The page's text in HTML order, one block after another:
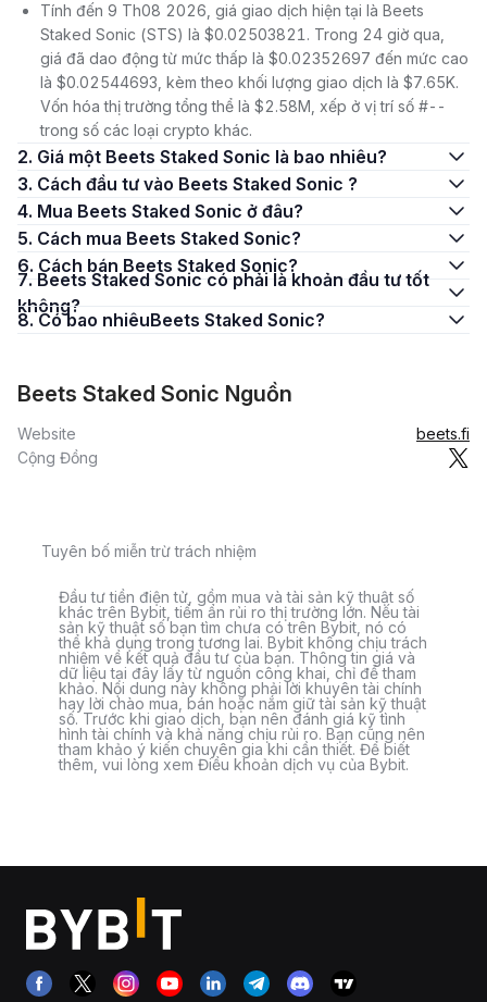
Tính đến 9 Th08 2026, giá giao dịch hiện tại là Beets
Staked Sonic (STS) là $0.02503821. Trong 24 giờ qua,
giá đã dao động từ mức thấp là $0.02352697 đến mức cao
là $0.02544693, kèm theo khối lượng giao dịch là $7.65K.
Vốn hóa thị trường tổng thể là $2.58M, xếp ở vị trí số #--
trong số các loại crypto khác.
2. Giá một Beets Staked Sonic là bao nhiêu?
3. Cách đầu tư vào Beets Staked Sonic ?
4. Mua Beets Staked Sonic ở đâu?
5. Cách mua Beets Staked Sonic?
6. Cách bán Beets Staked Sonic?
7. Beets Staked Sonic có phải là khoản đầu tư tốt
không?
8. Có bao nhiêuBeets Staked Sonic?
Beets Staked Sonic Nguồn
Website
beets.fi
Cộng Đồng
Tuyên bố miễn trừ trách nhiệm
Đầu tư tiền điện tử, gồm mua và tài sản kỹ thuật số
khác trên Bybit, tiềm ẩn rủi ro thị trường lớn. Nếu tài
sản kỹ thuật số bạn tìm chưa có trên Bybit, nó có
thể khả dụng trong tương lai. Bybit không chịu trách
nhiệm về kết quả đầu tư của bạn. Thông tin giá và
dữ liệu tại đây lấy từ nguồn công khai, chỉ để tham
khảo. Nội dung này không phải lời khuyên tài chính
hay lời chào mua, bán hoặc nắm giữ tài sản kỹ thuật
số. Trước khi giao dịch, bạn nên đánh giá kỹ tình
hình tài chính và khả năng chịu rủi ro. Bạn cũng nên
tham khảo ý kiến chuyên gia khi cần thiết. Để biết
thêm, vui lòng xem Điều khoản dịch vụ của Bybit.